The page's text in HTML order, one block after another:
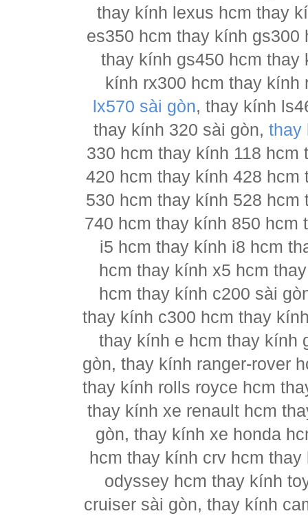
thay kính lexus hcm thay
es350 hcm thay kính
thay kính gs450 hcm thay
kính rx300 hcm thay
lx570 sài gòn, thay kính
thay kính 320 sài gòn,thay
330 hcm thay kính 118
420 hcm thay kính 428
530 hcm thay kính 528
740 hcm thay kính 850
i5 hcm thay kính i8 hcm
hcm thay kính x5 hcm
hcm thay kính c200 sài
thay kính c300 hcm thay
thay kính e hcm thay kính
gòn, thay kính ranger-rover
thay kính rolls royce hcm
thay kính xe renault hcm
gòn, thay kính xe honda
hcm thay kính crv hcm
odyssey hcm thay kính
cruiser sài gòn, thay kính